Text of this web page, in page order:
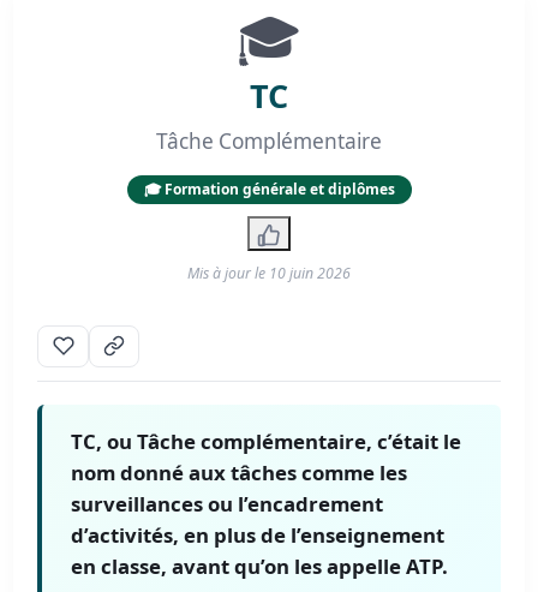
🎓
TC
Tâche Complémentaire
🎓 Formation générale et diplômes
Mis à jour le 10 juin 2026
TC, ou Tâche complémentaire, c’était le
nom donné aux tâches comme les
surveillances ou l’encadrement
d’activités, en plus de l’enseignement
en classe, avant qu’on les appelle ATP.